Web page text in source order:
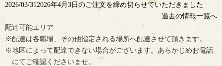
2026/03/31 2026年4月3日のご注文を締め切らせていただきました
過去の情報一覧へ
配達可能エリア
※配達は各職場、その他指定される場所へ配達させて頂きます。
※地区によって配達できない場合がございます。あらかじめお電話
にてご確認くださいませ。